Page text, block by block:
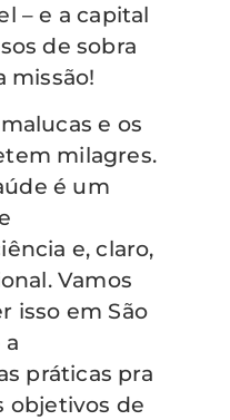
– e a capital
de sobra
missão!
e os
milagres.
é um
e, claro,
Vamos
isso em São
a
práticas pra
objetivos de